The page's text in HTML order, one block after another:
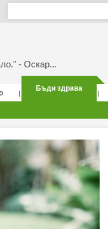
- Оскар...
|
Бъди здрава
|